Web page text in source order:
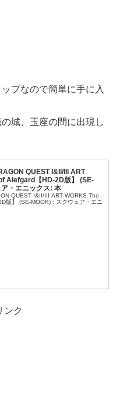
プなので簡単に手に入
城、玉座の間に出現し
QUEST I&II/III ART
Alefgard【HD-2D版】 (SE-
・エニックス: 本
QUEST I&II/III ART WORKS The
版】 (SE-MOOK) : スクウェア・エニ
ンク